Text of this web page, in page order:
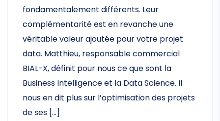
fondamentalement différents. Leur
complémentarité est en revanche une
véritable valeur ajoutée pour votre projet
data. Matthieu, responsable commercial
BIAL-X, définit pour nous ce que sont la
Business Intelligence et la Data Science. Il
nous en dit plus sur l’optimisation des projets
de ses […]